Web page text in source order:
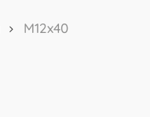
M12x40